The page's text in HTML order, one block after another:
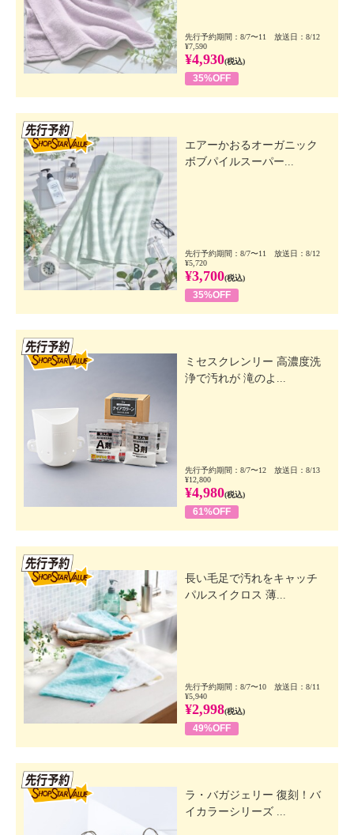
先行予約期間：8/7〜11 放送日：8/12
¥7,590
¥4,930(税込)
35%OFF
エアーかおるオーガニック
ボブパイルスーパー...
先行予約期間：8/7〜11 放送日：8/12
¥5,720
¥3,700(税込)
35%OFF
ミセスクレンリー 高濃度洗
浄で汚れが 滝のよ...
先行予約期間：8/7〜12 放送日：8/13
¥12,800
¥4,980(税込)
61%OFF
長い毛足で汚れをキャッチ
パルスイクロス 薄...
先行予約期間：8/7〜10 放送日：8/11
¥5,940
¥2,998(税込)
49%OFF
ラ・バガジェリー 復刻！バ
イカラーシリーズ ...